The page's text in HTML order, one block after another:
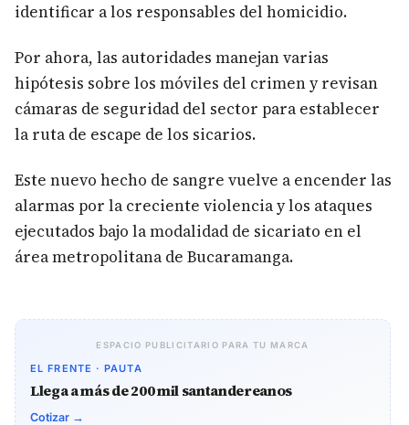
identificar a los responsables del homicidio.
Por ahora, las autoridades manejan varias
hipótesis sobre los móviles del crimen y revisan
cámaras de seguridad del sector para establecer
la ruta de escape de los sicarios.
Este nuevo hecho de sangre vuelve a encender las
alarmas por la creciente violencia y los ataques
ejecutados bajo la modalidad de sicariato en el
área metropolitana de Bucaramanga.
ESPACIO PUBLICITARIO PARA TU MARCA
EL FRENTE · PAUTA
Llega a más de 200 mil santandereanos
Cotizar →